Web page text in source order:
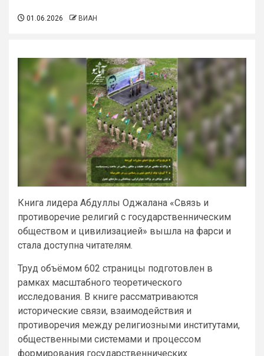
01.06.2026 ВИАН
Книга лидера Абдуллы Оджалана «Связь и
противоречие религий с государственническим
обществом и цивилизацией» вышла на фарси и
стала доступна читателям.
Труд объёмом 602 страницы подготовлен в
рамках масштабного теоретического
исследования. В книге рассматриваются
исторические связи, взаимодействия и
противоречия между религиозными институтами,
общественными системами и процессом
формирования государственнических